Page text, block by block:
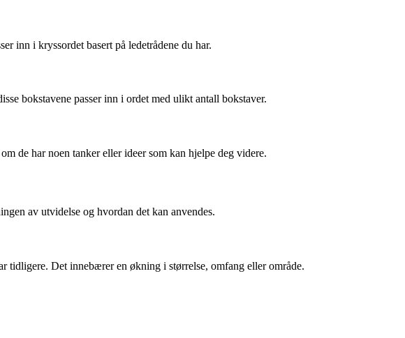
inn i kryssordet basert på ledetrådene du har.
bokstavene passer inn i ordet med ulikt antall bokstaver.
de har noen tanker eller ideer som kan hjelpe deg videre.
av utvidelse og hvordan det kan anvendes.
tidligere. Det innebærer en økning i størrelse, omfang eller område.